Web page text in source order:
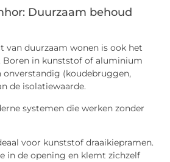
Duurzaam behoud
van duurzaam wonen is ook het
Boren in kunststof of aluminium
onverstandig (koudebruggen,
de isolatiewaarde.
systemen die werken zonder
voor kunststof draaikiepramen.
in de opening en klemt zichzelf